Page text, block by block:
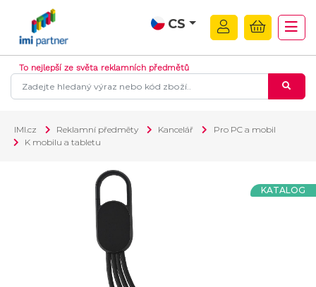
CS
To nejlepší ze světa reklamních předmětů
IMI.cz Reklamní předměty Kancelář
Pro PC a mobil
K mobilu a tabletu
KATALOG